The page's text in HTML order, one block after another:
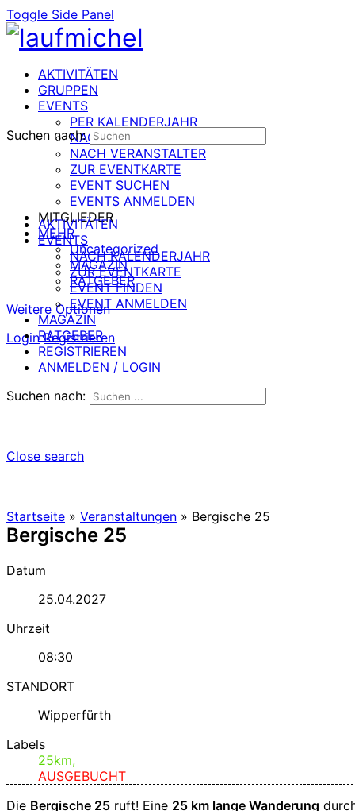
Toggle Side Panel
AKTIVITÄTEN
GRUPPEN
EVENTS
PER KALENDERJAHR
NACH DATUM
NACH VERANSTALTER
ZUR EVENTKARTE
EVENT SUCHEN
EVENTS ANMELDEN
MITGLIEDER
MEHR
Uncategorized
MAGAZIN
RATGEBER
Weitere Optionen
Login Registrieren
Suchen nach:
AKTIVITÄTEN
EVENTS
NACH KALENDERJAHR
ZUR EVENTKARTE
EVENT FINDEN
EVENT ANMELDEN
MAGAZIN
RATGEBER
REGISTRIEREN
ANMELDEN / LOGIN
Suchen nach:
Close search
Startseite » Veranstaltungen » Bergische 25
Bergische 25
Datum
25.04.2027
Uhrzeit
08:30
STANDORT
Wipperfürth
Labels
25km,
AUSGEBUCHT
Die Bergische 25 ruft! Eine 25 km lange Wanderung